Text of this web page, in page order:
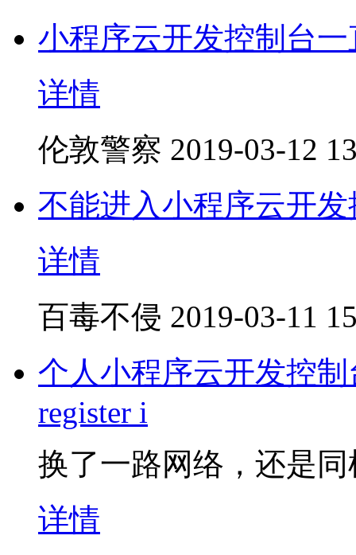
小程序云开发控制台
详情
伦敦警察 2019-03-12
不能进入小程序云开
详情
百毒不侵 2019-03-11
个人小程序云开发控制
register i
换了一路网络，还是
详情